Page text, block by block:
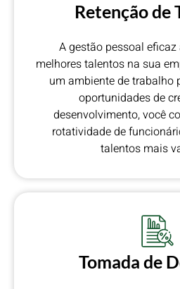
Retenção de
A gestão pessoal
melhores talentos na sua
um ambiente de trabalho
oportunidades de
desenvolvimento, você
rotatividade de
talentos mais
Tomada de